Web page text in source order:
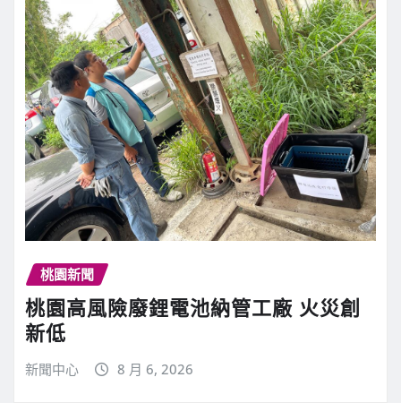
桃園新聞
桃園高風險廢鋰電池納管工廠 火災創
新低
新聞中心 8 月 6, 2026